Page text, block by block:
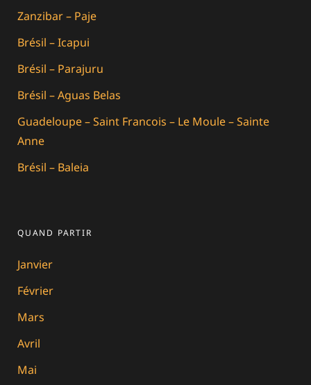
Zanzibar – Paje
Brésil – Icapui
Brésil – Parajuru
Brésil – Aguas Belas
Guadeloupe – Saint Francois – Le Moule – Sainte
Anne
Brésil – Baleia
QUAND PARTIR
Janvier
Février
Mars
Avril
Mai